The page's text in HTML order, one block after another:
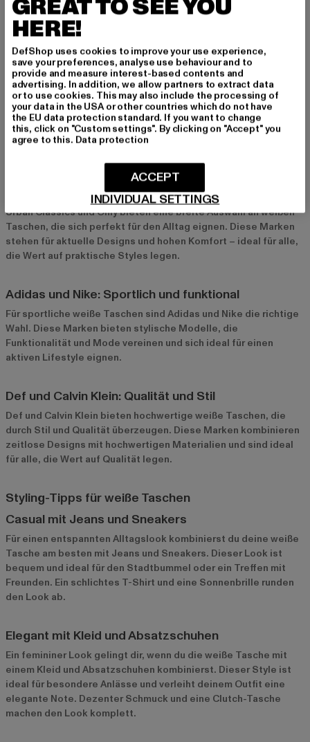
Shopper und Rucksäcke
Für alle, die es geräumig mögen, sind weiße Shopper und
Rucksäcke die perfekte Wahl. Diese Modelle bieten viel
Stauraum und sind ideal für den Alltag, Ausflüge oder sogar als
Reisebegleiter. Sie passen zu sportlichen und lässigen Looks
und sind perfekt für alle, die Stil und Funktionalität verbinden
möchten.
Top-Marken für weiße Taschen bei Def-Shop
Urban Classics und Only: Trendig und praktisch
Urban ClassicsundOnlybieten eine breite Auswahl an weißen
Taschen, die sich perfekt für den Alltag eignen. Diese Marken
stehen für aktuelle Designs und hohen Komfort – ideal für alle,
die Wert auf praktische Styles legen.
Adidas und Nike: Sportlich und funktional
Für sportliche weiße Taschen sind Adidas und Nike die richtige
Wahl. Diese Marken bieten stylische Modelle, die
Funktionalität und Mode vereinen und sich ideal für einen
aktiven Lifestyle eignen.
Def und Calvin Klein: Qualität und Stil
Def und Calvin Klein bieten hochwertige weiße Taschen, die
durch Stil und Qualität überzeugen. Diese Marken kombinieren
zeitlose Designs mit hochwertigen Materialien und sind ideal
für alle, die Wert auf Qualität legen.
Styling-Tipps für weiße Taschen
Casual mit Jeans und Sneakers
Für einen entspannten Alltagslook kombinierst du deine weiße
Tasche am besten mit Jeans und Sneakers. Dieser Look ist
bequem und ideal für den Stadtbummel oder ein Treffen mit
Freunden. Ein schlichtes T-Shirt und eine Sonnenbrille runden
den Look ab.
Elegant mit Kleid und Absatzschuhen
Ein femininer Look gelingt dir, wenn du die weiße Tasche mit
einem Kleid und Absatzschuhen kombinierst. Dieser Style ist
ideal für besondere Anlässe und verleiht deinem Outfit eine
elegante Note. Dezenter Schmuck und eine Clutch-Tasche
machen den Look komplett.
GREAT TO SEE YOU
HERE!
DefShop uses cookies to improve your use experience,
save your preferences, analyse use behaviour and to
provide and measure interest-based contents and
advertising. In addition, we allow partners to extract data
or to use cookies. This may also include the processing of
your data in the USA or other countries which do not have
the EU data protection standard. If you want to change
this, click on "Custom settings". By clicking on "Accept" you
agree to this. Data protection
INDIVIDUAL SETTINGS
ACCEPT